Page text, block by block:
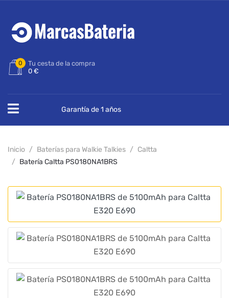
0
Tu cesta de la compra
0 €
Garantía de 1 años
Inicio Baterías para Walkie Talkies
Caltta
Batería Caltta PS0180NA1BRS